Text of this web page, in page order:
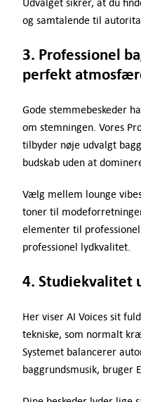
og samtalende til
3. Professionel
perfekt
Gode stemmebeskeder
om stemningen. Vores
tilbyder nøje udvalgt
budskab uden at
Vælg mellem lounge
toner til
elementer til
professionel lydkvalitet.
4. Studiekvalitet
Her viser AI Voices sit
tekniske, som normalt
Systemet balancerer
baggrundsmusik, bruger